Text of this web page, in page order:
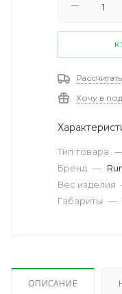
Хочу в
Тип товара
Бренд —
Вес изделия
Габариты —
ОПИСАНИЕ